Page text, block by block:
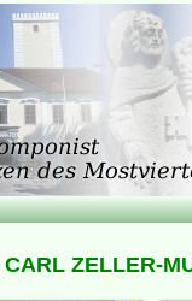
CARL ZELLER-